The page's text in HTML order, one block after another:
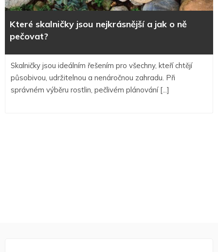
jak
Které skalničky jsou nejkrásnější a jak o ně
pečovat?
Skalničky jsou ideálním řešením pro všechny, kteří chtějí
působivou, udržitelnou a nenáročnou zahradu. Při
správném výběru rostlin, pečlivém plánování [...]